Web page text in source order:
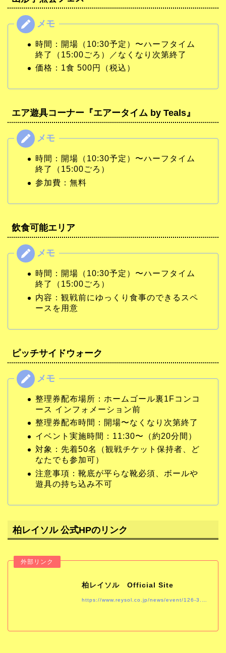
時間：開場（10:30予定）〜ハーフタイム
終了（15:00ごろ）／なくなり次第終了
価格：1食 500円（税込）
エア遊具コーナー『エアータイム by Teals』
時間：開場（10:30予定）〜ハーフタイム
終了（15:00ごろ）
参加費：無料
飲食可能エリア
時間：開場（10:30予定）〜ハーフタイム
終了（15:00ごろ）
内容：観戦前にゆっくり食事のできるスペ
ースを用意
ピッチサイドウォーク
整理券配布場所：ホームゴール裏1Fコンコ
ース インフォメーション前
整理券配布時間：開場〜なくなり次第終了
イベント実施時間：11:30〜（約20分間）
対象：先着50名（観戦チケット保持者、ど
なたでも参加可）
注意事項：靴底が平らな靴必須、ボールや
遊具の持ち込み不可
柏レイソル 公式HPのリンク
柏レイソル Official Site